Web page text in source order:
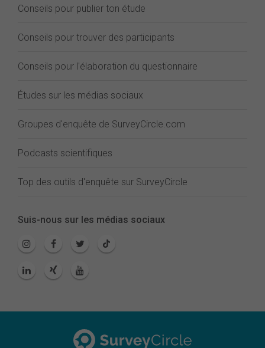
Conseils pour publier ton étude
Conseils pour trouver des participants
Conseils pour l'élaboration du questionnaire
Études sur les médias sociaux
Groupes d'enquête de SurveyCircle.com
Podcasts scientifiques
Top des outils d'enquête sur SurveyCircle
Suis-nous sur les médias sociaux